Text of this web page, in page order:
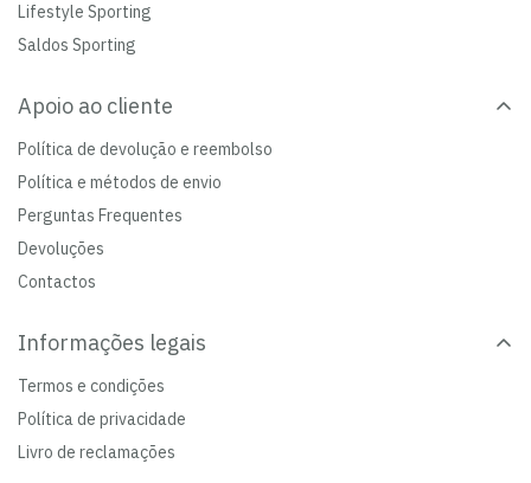
Lifestyle Sporting
Saldos Sporting
Apoio ao cliente
Política de devolução e reembolso
Política e métodos de envio
Perguntas Frequentes
Devoluções
Contactos
Informações legais
Termos e condições
Política de privacidade
Livro de reclamações